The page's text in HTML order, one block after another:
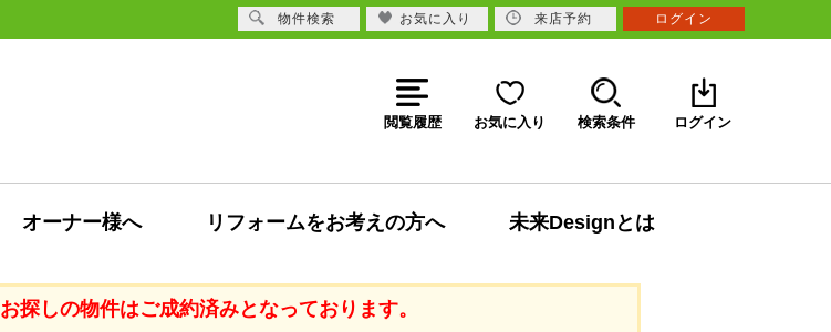
閲覧履歴 お気に入り 検索条件 ログイン
オーナー様へ リフォームをお考えの方へ 未来Designとは
お探しの物件はご成約済みとなっております。
物件検索 お気に入り 来店予約 ログイン